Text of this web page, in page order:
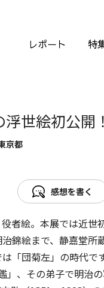
レポート 特
世絵初公開！
京都
感想を書く
者絵。本展では近
錦絵まで、静嘉堂
「団菊左」の時代で
」、その弟子で明治